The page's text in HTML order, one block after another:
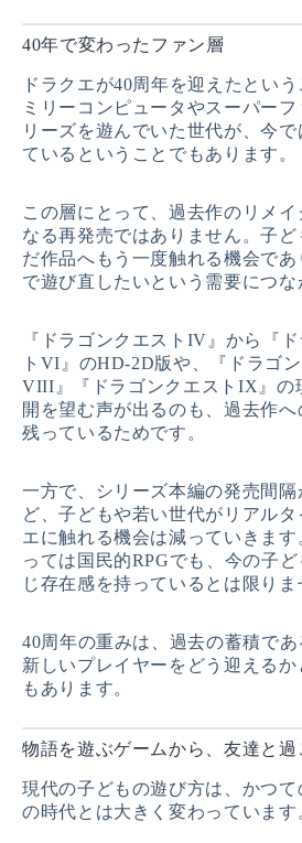
40年で変わったファン層
ドラクエが40周年を迎えたとい
ミリーコンピュータやスーパー
リーズを遊んでいた世代が、今で
ているということでもあります。
この層にとって、過去作のリメ
なる再発売ではありません。子ど
だ作品へもう一度触れる機会であ
で遊び直したいという需要につな
『ドラゴンクエストIV』から『
トVI』のHD-2D版や、『ドラゴン
VIII』『ドラゴンクエストIX』の
開を望む声が出るのも、過去作へ
残っているためです。
一方で、シリーズ本編の発売間隔
ど、子どもや若い世代がリアルタ
エに触れる機会は減っていきます
っては国民的RPGでも、今の子ど
じ存在感を持っているとは限りま
40周年の重みは、過去の蓄積であ
新しいプレイヤーをどう迎える
もあります。
物語を遊ぶゲームから、友達と
現代の子どもの遊び方は、かつて
の時代とは大きく変わっています